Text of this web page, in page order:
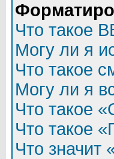
Что такое
Могу ли я
Что такое
Могу ли я
Что такое
Что такое
Что значит